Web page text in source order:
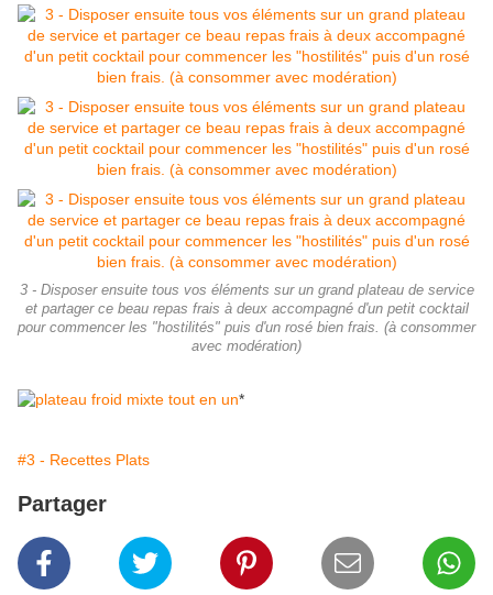
3 - Disposer ensuite tous vos éléments sur un grand plateau de service
et partager ce beau repas frais à deux accompagné d'un petit cocktail
pour commencer les "hostilités" puis d'un rosé bien frais. (à consommer
avec modération)
*
#3 - Recettes Plats
Partager